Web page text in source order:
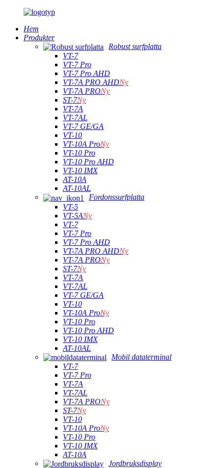
Hem
Produkter
Robust surfplatta
VT-7
VT-7 Pro
VT-7 Pro AHD
VT-7A PRO AHDNy
VT-7A PRONy
ST-7Ny
VT-7A
VT-7AL
VT-7 GE/GA
VT-10
VT-10A ProNy
VT-10 Pro
VT-10 Pro AHD
VT-10 IMX
AT-10A
AT-10AL
Fordonssurfplatta
VT-5
VT-5ANy
VT-7
VT-7 Pro
VT-7 Pro AHD
VT-7A PRO AHDNy
VT-7A PRONy
ST-7Ny
VT-7A
VT-7AL
VT-7 GE/GA
VT-10
VT-10A ProNy
VT-10 Pro
VT-10 Pro AHD
VT-10 IMX
AT-10AL
Mobil dataterminal
VT-7
VT-7 Pro
VT-7A
VT-7AL
VT-7A PRONy
ST-7Ny
VT-10
VT-10A ProNy
VT-10 Pro
VT-10 IMX
AT-10A
Jordbruksdisplay